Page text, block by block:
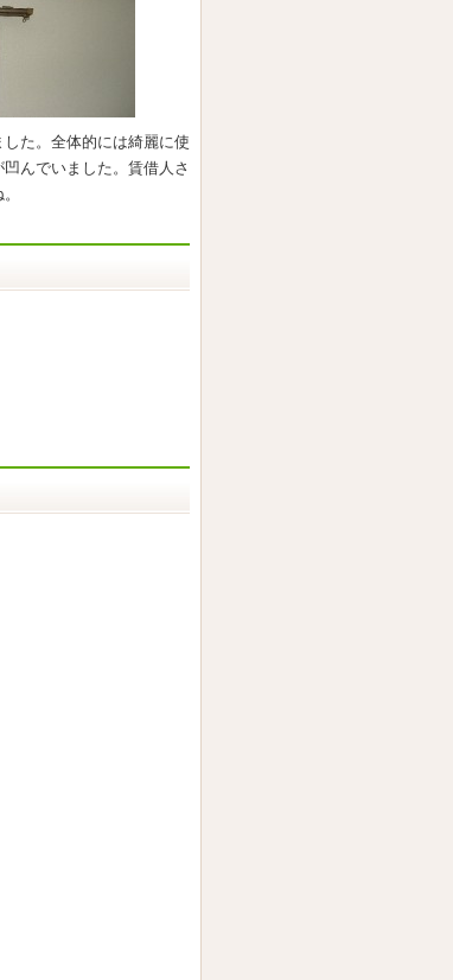
た。全体的には綺麗に使
んでいました。賃借人さ